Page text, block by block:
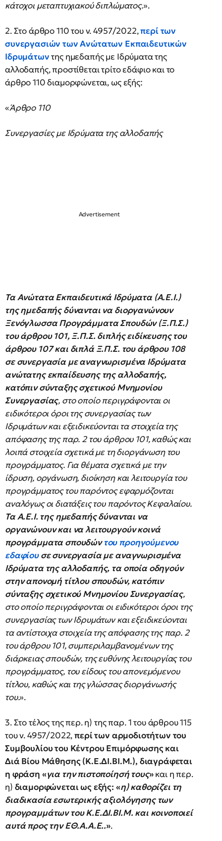
κάτοχοι μεταπτυχιακού διπλώματος.».
2. Στο άρθρο 110 του ν. 4957/2022,περί των
συνεργασιών των Ανώτατων Εκπαιδευτικών
Ιδρυμάτωντης ημεδαπής με Ιδρύματα της
αλλοδαπής, προστίθεται τρίτο εδάφιο και το
άρθρο 110 διαμορφώνεται, ως εξής:
«Άρθρο 110
Συνεργασίες με Ιδρύματα της αλλοδαπής
Τα Ανώτατα Εκπαιδευτικά Ιδρύματα (Α.Ε.Ι.)
της ημεδαπής δύνανται να διοργανώνουν
Ξενόγλωσσα Προγράμματα Σπουδών (Ξ.Π.Σ.)
του άρθρου 101, Ξ.Π.Σ. διπλής ειδίκευσης του
άρθρου 107 και διπλά Ξ.Π.Σ. του άρθρου 108
σε συνεργασία με αναγνωρισμένα Ιδρύματα
ανώτατης εκπαίδευσης της αλλοδαπής,
κατόπιν σύνταξης σχετικού Μνημονίου
Συνεργασίας, στο οποίο περιγράφονται οι
ειδικότεροι όροι της συνεργασίας των
Ιδρυμάτων και εξειδικεύονται τα στοιχεία της
απόφασης της παρ. 2 του άρθρου 101, καθώς και
λοιπά στοιχεία σχετικά με τη διοργάνωση του
προγράμματος. Για θέματα σχετικά με την
ίδρυση, οργάνωση, διοίκηση και λειτουργία του
προγράμματος του παρόντος εφαρμόζονται
αναλόγως οι διατάξεις του παρόντος Κεφαλαίου.
Τα Α.Ε.Ι. της ημεδαπής δύνανται να
οργανώνουν και να λειτουργούν κοινά
προγράμματα σπουδώντου προηγούμενου
εδαφίουσε συνεργασία με αναγνωρισμένα
Ιδρύματα της αλλοδαπής, τα οποία οδηγούν
στην απονομή τίτλου σπουδών, κατόπιν
σύνταξης σχετικού Μνημονίου Συνεργασίας,
στο οποίο περιγράφονται οι ειδικότεροι όροι της
συνεργασίας των Ιδρυμάτων και εξειδικεύονται
τα αντίστοιχα στοιχεία της απόφασης της παρ. 2
του άρθρου 101, συμπεριλαμβανομένων της
διάρκειας σπουδών, της ευθύνης λειτουργίας του
προγράμματος, του είδους του απονεμόμενου
τίτλου, καθώς και της γλώσσας διοργάνωσής
του.».
3. Στο τέλος της περ. η) της παρ. 1 του άρθρου 115
του ν. 4957/2022,περί των αρμοδιοτήτων του
Συμβουλίου του Κέντρου Επιμόρφωσης και
Διά Βίου Μάθησης (Κ.Ε.ΔΙ.ΒΙ.Μ.), διαγράφεται
η φράση «για την πιστοποίησή τους»και η περ.
η) διαμορφώνεται ως εξής: «η) καθορίζει τη
διαδικασία εσωτερικής αξιολόγησης των
προγραμμάτων του Κ.Ε.ΔΙ.ΒΙ.Μ. και κοινοποιεί
αυτά προς την ΕΘ.Α.Α.Ε..».